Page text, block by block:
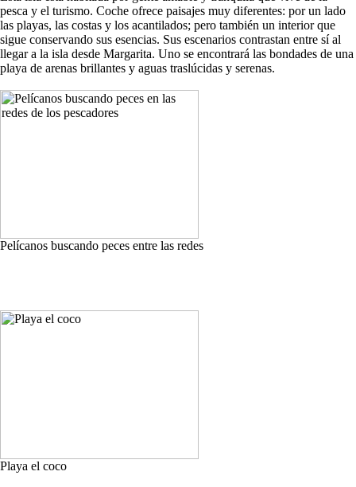
pesca y el turismo. Coche ofrece paisajes muy diferentes: por un lado
las playas, las costas y los acantilados; pero también un interior que
sigue conservando sus esencias. Sus escenarios contrastan entre sí al
llegar a la isla desde Margarita. Uno se encontrará las bondades de una
playa de arenas brillantes y aguas traslúcidas y serenas.
Pelícanos buscando peces entre las redes
Playa el coco